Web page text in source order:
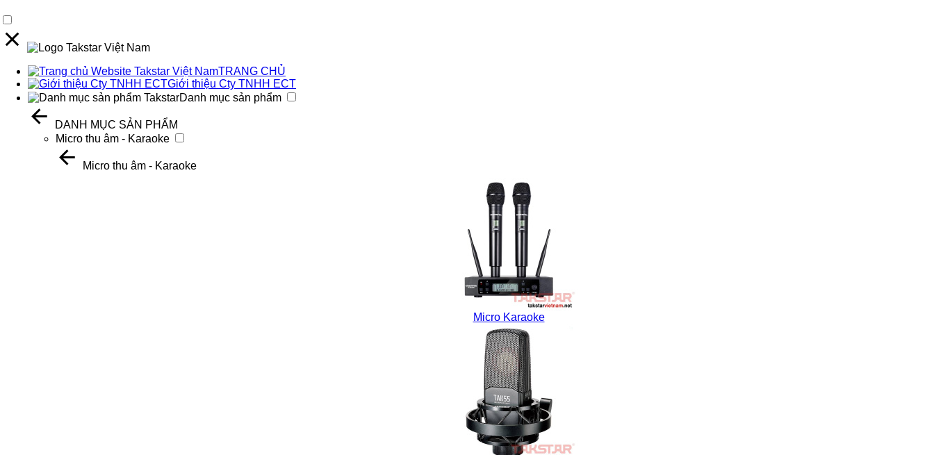
TRANG CHỦ
Giới thiệu Cty TNHH ECT
Danh mục sản phẩm
DANH MỤC SẢN PHẨM
Micro thu âm - Karaoke
Micro thu âm - Karaoke
Micro Karaoke